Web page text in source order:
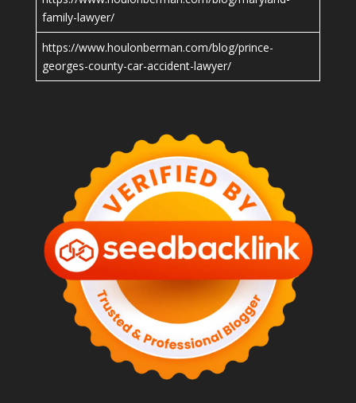
family-lawyer/
https://www.houlonberman.com/blog/prince-
georges-county-car-accident-lawyer/